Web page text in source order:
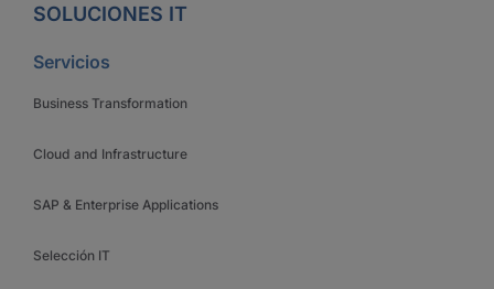
SOLUCIONES IT
Servicios
Business Transformation
Cloud and Infrastructure
SAP & Enterprise Applications
Selección IT